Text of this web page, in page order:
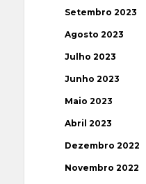
Setembro 2023
Agosto 2023
Julho 2023
Junho 2023
Maio 2023
Abril 2023
Dezembro 2022
Novembro 2022